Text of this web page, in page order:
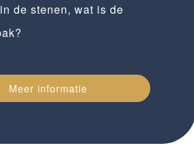
de stenen, wat is de
Meer informatie